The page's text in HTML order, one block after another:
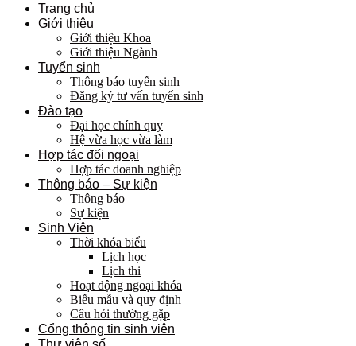
Trang chủ
Giới thiệu
Giới thiệu Khoa
Giới thiệu Ngành
Tuyển sinh
Thông báo tuyển sinh
Đăng ký tư vấn tuyển sinh
Đào tạo
Đại học chính quy
Hệ vừa học vừa làm
Hợp tác đối ngoại
Hợp tác doanh nghiệp
Thông báo – Sự kiện
Thông báo
Sự kiện
Sinh Viên
Thời khóa biểu
Lịch học
Lịch thi
Hoạt động ngoại khóa
Biểu mẫu và quy định
Câu hỏi thường gặp
Cổng thông tin sinh viên